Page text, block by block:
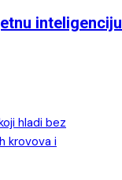
inteligenciju